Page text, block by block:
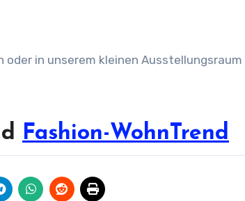
in unserem kleinen Ausstellungsraum
Fashion-WohnTrend